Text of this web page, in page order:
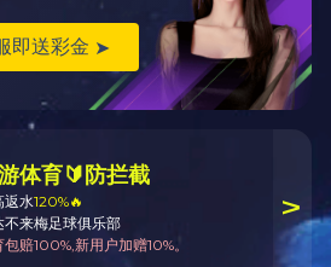
低温恒温水槽通常配备了智能化的控制系
面板上设置好所需的温度和时间等参数，
水温的精确控制。
水槽的用途十分广泛。在科研领域，
验、物理实验等。例如，在化学合成实
定的低温环境下进行，低温恒温水槽可以
件，保证反应的顺利进行和产物的质量。
存生物样本、进行酶活性测定等。在工业